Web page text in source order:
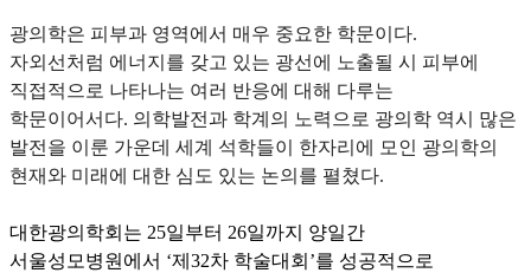
광의학은 피부과 영역에서 매우 중요한 학문이다.
자외선처럼 에너지를 갖고 있는 광선에 노출될 시 피부에
직접적으로 나타나는 여러 반응에 대해 다루는
학문이어서다. 의학발전과 학계의 노력으로 광의학 역시 많은
발전을 이룬 가운데 세계 석학들이 한자리에 모인 광의학의
현재와 미래에 대한 심도 있는 논의를 펼쳤다.
대한광의학회는 25일부터 26일까지 양일간
서울성모병원에서 ‘제32차 학술대회’를 성공적으로